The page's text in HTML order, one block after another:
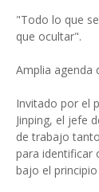
"Todo lo que
que ocultar".
Amplia agenda
Invitado por el
Jinping, el jefe
de trabajo
para identificar
bajo el